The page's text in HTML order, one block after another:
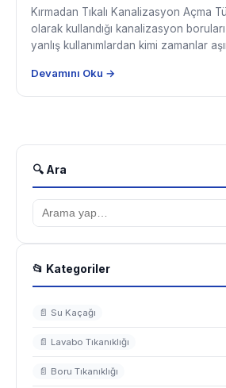
Kırmadan Tıkalı Kanalizasyon Açma
olarak kullandığı kanalizasyon
yanlış kullanımlardan kimi zamanlar
Devamını Oku →
🔍 Ara
📂 Kategoriler
📄 Su Kaçağı
📄 Lavabo Tıkanıklığı
📄 Boru Tıkanıklığı